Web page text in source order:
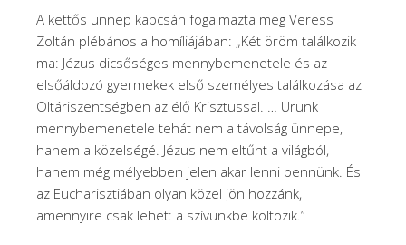
A kettős ünnep kapcsán fogalmazta meg Veress
Zoltán plébános a homíliájában: „Két öröm találkozik
ma: Jézus dicsőséges mennybemenetele és az
elsőáldozó gyermekek első személyes találkozása az
Oltáriszentségben az élő Krisztussal. … Urunk
mennybemenetele tehát nem a távolság ünnepe,
hanem a közelségé. Jézus nem eltűnt a világból,
hanem még mélyebben jelen akar lenni bennünk. És
az Eucharisztiában olyan közel jön hozzánk,
amennyire csak lehet: a szívünkbe költözik.”